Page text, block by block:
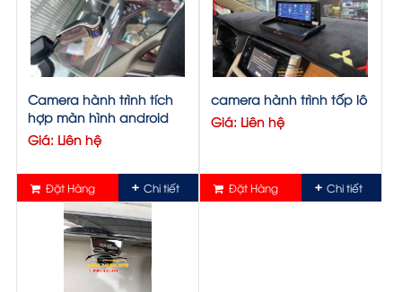
Camera hành trình tích
hợp màn hình android
Giá: Liên hệ
Đặt Hàng Chi tiết
camera hành trình tốp lô
Giá: Liên hệ
Đặt Hàng Chi tiết